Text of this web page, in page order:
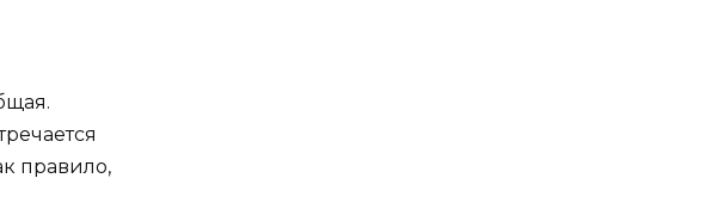
правило,